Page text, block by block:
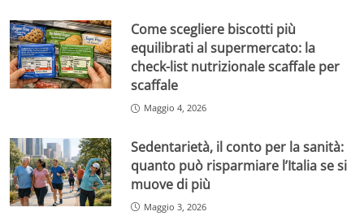
Come scegliere biscotti più
equilibrati al supermercato: la
check-list nutrizionale scaffale per
scaffale
Maggio 4, 2026
Sedentarietà, il conto per la sanità:
quanto può risparmiare l’Italia se si
muove di più
Maggio 3, 2026